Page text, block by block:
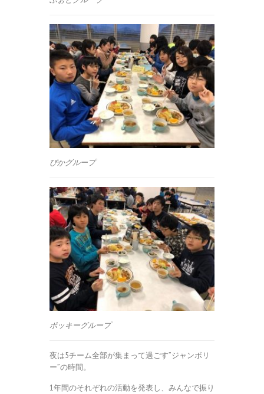
ぴかグループ
ポッキーグループ
夜は5チーム全部が集まって過ごす”ジャンボリ
ー”の時間。
1年間のそれぞれの活動を発表し、みんなで振り